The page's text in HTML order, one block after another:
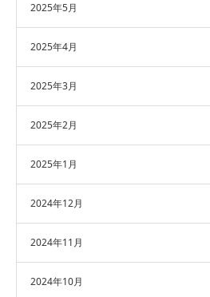
2025年5月
2025年4月
2025年3月
2025年2月
2025年1月
2024年12月
2024年11月
2024年10月